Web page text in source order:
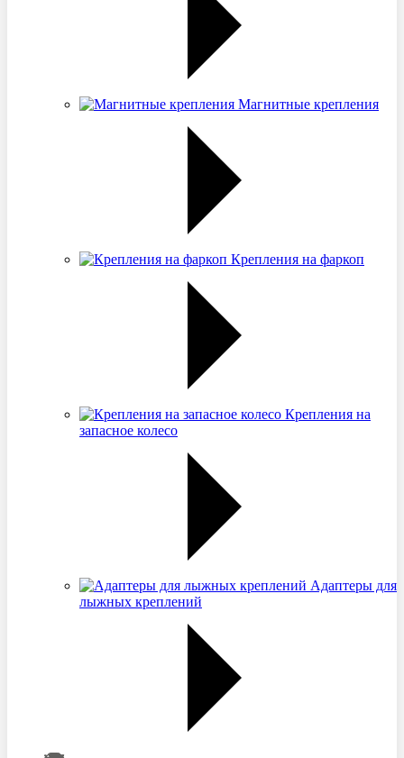
Магнитные крепления
Крепления на фаркоп
Крепления на
запасное колесо
Адаптеры для
лыжных креплений